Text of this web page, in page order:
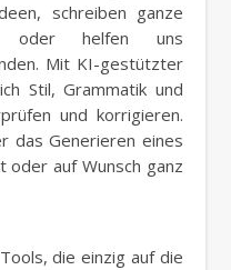
schreiben ganze
oder helfen uns
Mit KI-gestützter
Stil, Grammatik und
und korrigieren.
das Generieren eines
oder auf Wunsch ganz
die einzig auf die